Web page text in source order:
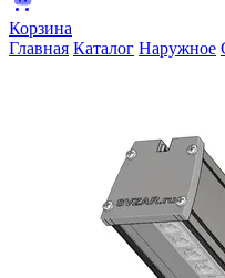
Корзина
Главная Каталог Наружное